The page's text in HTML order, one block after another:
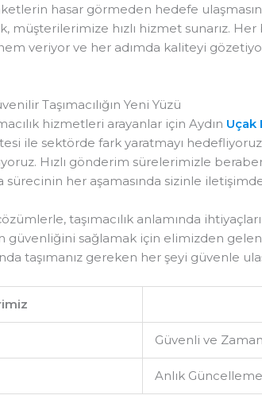
hasar görmeden hedefe
hızlı hizmet sunarız. Her
veriyor ve her adımda kaliteyi
Taşımacılığın Yeni Yüzü
hizmetleri arayanlar için Aydın Uçak
ile sektörde fark yaratmayı
Hızlı gönderim sürelerimizle
sürecinin her aşamasında sizinle
taşımacılık anlamında
güvenliğini sağlamak için elimizden
taşımanız gereken her şeyi güvenle
Güvenli ve
Anlık